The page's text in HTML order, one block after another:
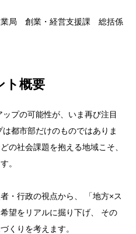
業局 創業・経営支援課 総括係
ト概要
プの可能性が、いま再び注目
都市部だけのものではありま
の社会課題を抱える地域こそ、
。
・行政の視点から、 「地方×ス
望をリアルに掘り下げ、 その
くりを考えます。